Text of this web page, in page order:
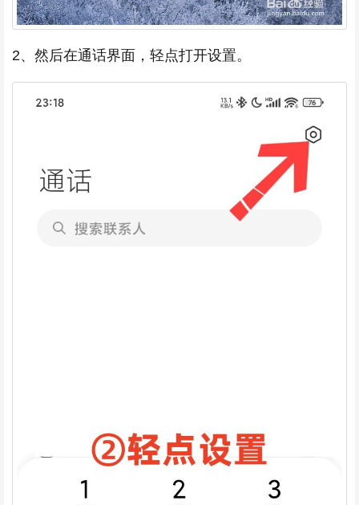
2、然后在通话界面，轻点打开设置。